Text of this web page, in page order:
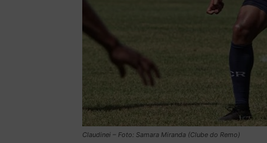
Claudinei – Foto: Samara Miranda (Clube do Remo)